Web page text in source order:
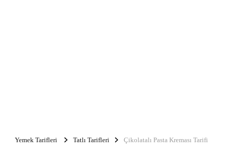
Yemek Tarifleri Tatlı Tarifleri Çikolatalı Pasta Kreması Tarifi